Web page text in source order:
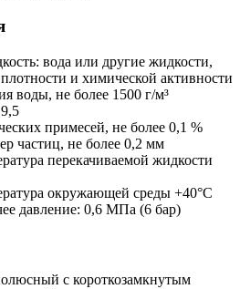
вода или другие жидкости,
и химической активности
воды, не более 1500 г/м³
примесей, не более 0,1 %
частиц, не более 0,2 мм
перекачиваемой жидкости
окружающей среды +40°С
давление: 0,6 МПа (6 бар)
с короткозамкнутым